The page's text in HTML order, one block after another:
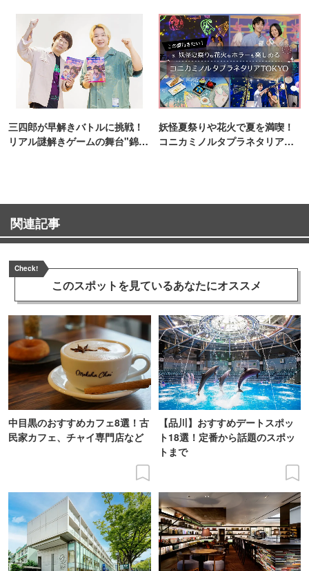
三四郎が早解きバトルに挑戦！
リアル謎解きゲームの舞台"錦糸
妖怪夏祭りや花火で夏を満喫！
コニカミノルタプラネタリア
関連記事
Check!
このスポットを見ているあなたにオススメ
中目黒のおすすめカフェ8選！古
民家カフェ、チャイ専門店など
【品川】おすすめデートスポッ
ト18選！定番から話題のスポッ
トまで